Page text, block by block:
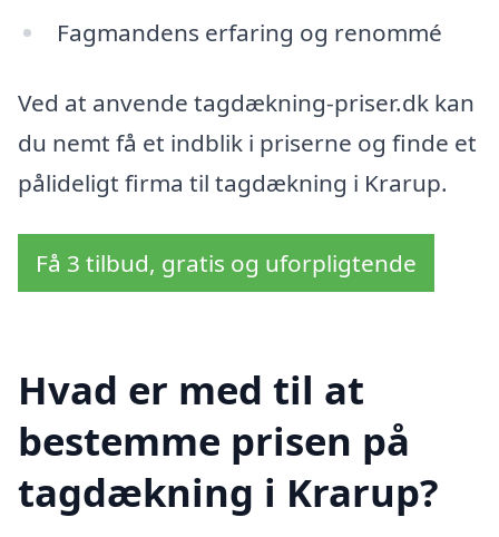
Fagmandens erfaring og renommé
Ved at anvende tagdækning-priser.dk kan
du nemt få et indblik i priserne og finde et
pålideligt firma til tagdækning i Krarup.
Få 3 tilbud, gratis og uforpligtende
Hvad er med til at
bestemme prisen på
tagdækning i Krarup?